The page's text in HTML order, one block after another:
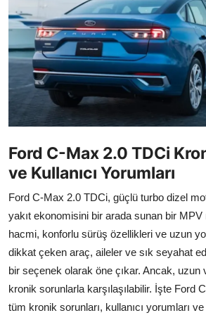
Elektrikli & Hibrit
Kiralama & Filo
Sürüş & Güvenlik
Lastik & Jant
LPG & Yakıt
Elektrik & Akü
Klima & Konfor
Aydınlatma & Görüş
Şanzıman & Aktarma
Ford C-Max 2.0 TDCi
ve Kullanıcı Yorumları
Ford C-Max 2.0 TDCi, güçlü turbo dizel
yakıt ekonomisini bir arada sunan bir
hacmi, konforlu sürüş özellikleri ve uzun
dikkat çeken araç, aileler ve sık seyahat
bir seçenek olarak öne çıkar. Ancak, uzun
kronik sorunlarla karşılaşılabilir. İşte Ford
tüm kronik sorunları, kullanıcı yorumları